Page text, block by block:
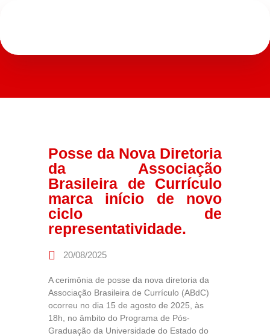
Posse da Nova Diretoria
da Associação
Brasileira de Currículo
marca início de novo
ciclo de
representatividade.
20/08/2025
A cerimônia de posse da nova diretoria da
Associação Brasileira de Currículo (ABdC)
ocorreu no dia 15 de agosto de 2025, às
18h, no âmbito do Programa de Pós-
Graduação da Universidade do Estado do